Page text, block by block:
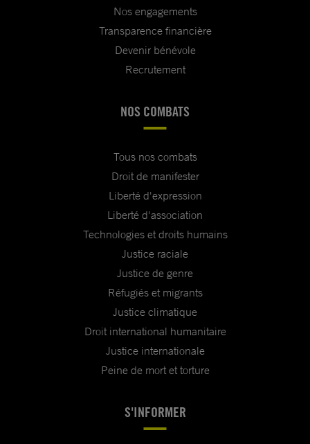
Nos engagements
Transparence financière
Devenir bénévole
Recrutement
NOS COMBATS
Tous nos combats
Droit de manifester
Liberté d'expression
Liberté d'association
Technologies et droits humains
Justice raciale
Justice de genre
Réfugiés et migrants
Justice climatique
Droit international humanitaire
Justice internationale
Peine de mort et torture
S'INFORMER